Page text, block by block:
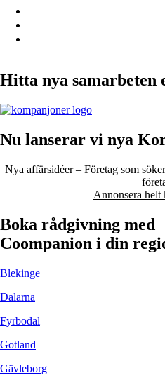
Hitta nya samarbeten
Nu lanserar vi nya
Nya affärsidéer – Företag som
Annonsera helt
Boka rådgivning med
Coompanion i din
Blekinge
Dalarna
Fyrbodal
Gotland
Gävleborg